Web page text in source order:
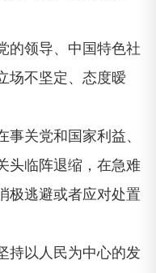
的领导、中国特色社
场不坚定、态度暧
事关党和国家利益、
头临阵退缩，在急难
极逃避或者应对处置
持以人民为中心的发